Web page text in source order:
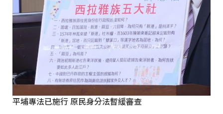
平埔專法已施行 原民身分法暫緩審查